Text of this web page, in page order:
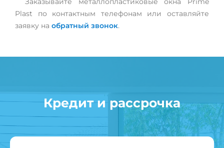
Plast по контактным телефонам или оставляйте
заявку на обратный звонок.
Кредит и рассрочка